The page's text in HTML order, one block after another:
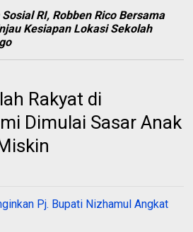
RI, Robben Rico Bersama
Kesiapan Lokasi Sekolah
Rakyat di
Dimulai Sasar Anak
Pj. Bupati Nizhamul Angkat